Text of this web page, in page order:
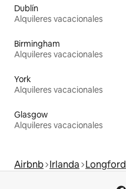
Dublín
Alquileres vacacionales
Birmingham
Alquileres vacacionales
York
Alquileres vacacionales
Glasgow
Alquileres vacacionales
Airbnb Irlanda Longford